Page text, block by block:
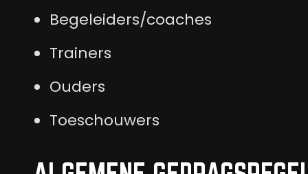
Begeleiders/coaches
Trainers
Ouders
Toeschouwers